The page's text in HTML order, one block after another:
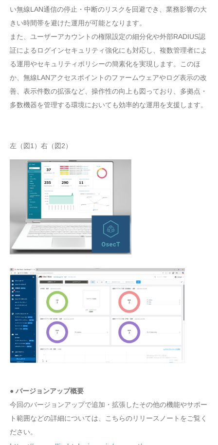
い無線LAN通信の停止・中断のリスクを回避でき、業務影響の大
きい時間帯を避けた運用が可能となります。
また、ユーザーアカウントの権限設定の細分化や外部RADIUS認
証によるログインセキュリティ強化にも対応し、複数管理者によ
る運用やセキュリティポリシーの簡素化を実現します。このほ
か、無線LANアクセスポイントのファームウェアやログ表示の改
善、表示件数の拡張など、操作性の向上も図っており、多拠点・
多数機器を管理する環境においても効率的な運用を支援します。
左（図1）右（図2）
● バージョンアップ概要
今回のバージョンアップで追加・拡張したその他の機能やサポー
ト範囲などの詳細については、こちらのリリースノートをご覧く
ださい。